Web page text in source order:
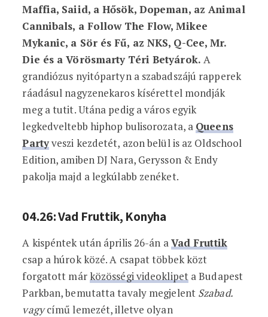
Maffia, Saiid, a Hősök, Dopeman, az Animal
Cannibals, a Follow The Flow, Mikee
Mykanic, a Sör és Fű, az NKS, Q-Cee, Mr.
Die és a Vörösmarty Téri Betyárok. A
grandiózus nyitópartyn a szabadszájú rapperek
ráadásul nagyzenekaros kísérettel mondják
meg a tutit. Utána pedig a város egyik
legkedveltebb hiphop bulisorozata, a Queens
Partyveszi kezdetét, azon belül is az Oldschool
Edition, amiben DJ Nara, Gerysson & Endy
pakolja majd a legkúlabb zenéket.
04.26: Vad Fruttik, Konyha
A kispéntek után április 26-án aVad Fruttik
csap a húrok közé. A csapat többek közt
forgatott márközösségi videoklipeta Budapest
Parkban, bemutatta tavaly megjelent Szabad.
vagycímű lemezét, illetve olyan